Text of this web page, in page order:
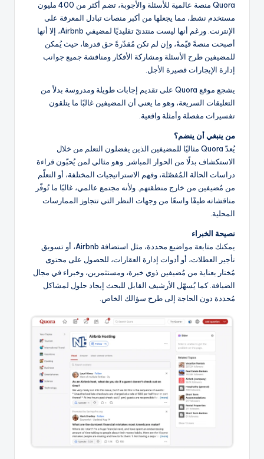
Quora منصة عالمية للأسئلة والأجوبة، تضم أكثر من 400 مليون
مستخدم نشط، مما يجعلها من أكبر منصات تبادل المعرفة على
الإنترنت. ورغم أنها ليست منتدىً تقليديًا لمضيفي Airbnb، إلا أنها
أصبحت منصةً قيّمةً، وإن لم تكن مُقدّرةً حق قدرها، حيث يُمكن
للمضيفين طرح الأسئلة ومشاركة الأفكار ومناقشة جميع جوانب
إدارة الإيجارات قصيرة الأجل.
يشجع موقع Quora على تقديم إجابات طويلة ومدروسة بدلاً من
التعليقات السريعة، وهو ما يعني أن المضيفين غالبًا ما يتلقون
تفسيرات مفصلة وأمثلة واقعية.
من ينبغي أن ينضم؟
يُعدّ Quora مثاليًا للمضيفين الذين يفضلون التعلم من خلال
الاستكشاف بدلًا من الحوار المباشر. وهو مثالي لمن يُحبّون قراءة
دراسات الحالة المُفصّلة، وفهم الاستراتيجيات المختلفة، أو التعلّم
من مُضيفين من خارج منطقتهم. ولأنه مجتمع عالمي، غالبًا ما تُوفّر
مناقشاته طيفًا واسعًا من وجهات النظر التي تتجاوز الممارسات
المحلية.
نصيحة الخبراء
يمكنك متابعة مواضيع محددة، مثل استضافة Airbnb، أو تسويق
تأجير العطلات، أو أدوات إدارة العقارات، للحصول على محتوى
مُختار بعناية من مُضيفين ذوي خبرة، ومستثمرين، وخبراء في مجال
الضيافة. كما يُسهّل الأرشيف القابل للبحث إيجاد حلول لمشاكل
مُحددة دون الحاجة إلى طرح سؤالك الخاص.